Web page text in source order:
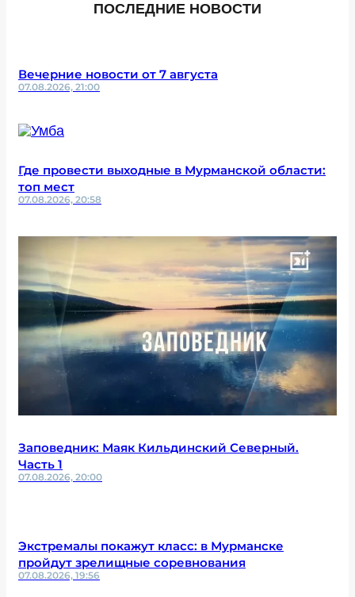
ПОСЛЕДНИЕ НОВОСТИ
Вечерние новости от 7 августа
07.08.2026, 21:00
Где провести выходные в Мурманской области:
топ мест
07.08.2026, 20:58
Заповедник: Маяк Кильдинский Северный.
Часть 1
07.08.2026, 20:00
Экстремалы покажут класс: в Мурманске
пройдут зрелищные соревнования
07.08.2026, 19:56